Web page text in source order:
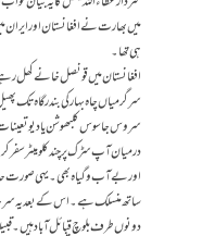
میں بھارت نے افغانستان اور
ہی تھا۔
افغانستان میں قونصل خانے کھل
سرگرمیاں چاہ بہار کی بندرگاہ تک
سروس جاسوس کلبھوشن یادیو
درمیان آپ سڑک پر چند کلو میٹر سفر
اور بے آب و گیاہ بھی۔ یہی صورت
ساتھ منسلک ہے۔ اس کے بعد یہ
دونوں طرف بلوچ قبائل آباد ہیں۔